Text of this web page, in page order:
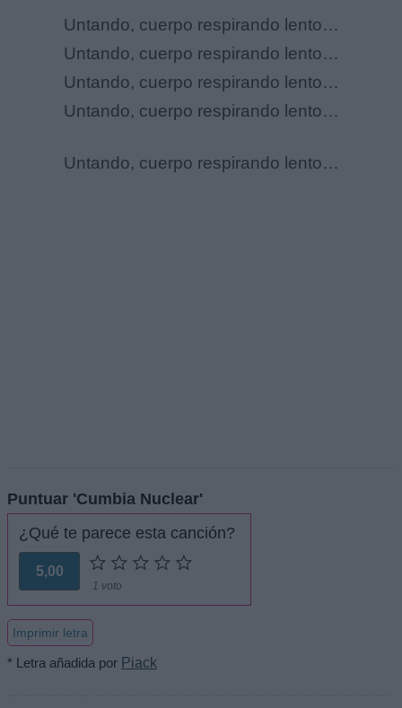
Untando, cuerpo respirando lento…
Untando, cuerpo respirando lento…
Untando, cuerpo respirando lento…
Untando, cuerpo respirando lento…
Untando, cuerpo respirando lento…
Puntuar 'Cumbia Nuclear'
¿Qué te parece esta canción?
5,00
1 voto
Imprimir letra
* Letra añadida por Piack